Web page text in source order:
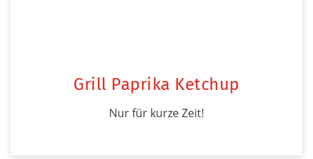
Grill Paprika Ketchup
Nur für kurze Zeit!